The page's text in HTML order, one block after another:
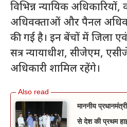
विभिन्न न्यायिक अधिकारियों,
अधिवक्ताओं और पैनल
की गई है। इन बेंचों में जिला
सत्र न्यायाधीश, सीजेएम,
अधिकारी शामिल रहेंगे।
माननीय
से देश की प्रथम